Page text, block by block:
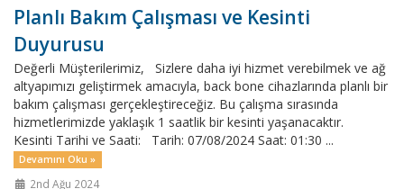
Planlı Bakım Çalışması ve Kesinti
Duyurusu
Değerli Müşterilerimiz, Sizlere daha iyi hizmet verebilmek ve ağ
altyapımızı geliştirmek amacıyla, back bone cihazlarında planlı bir
bakım çalışması gerçekleştireceğiz. Bu çalışma sırasında
hizmetlerimizde yaklaşık 1 saatlik bir kesinti yaşanacaktır.
Kesinti Tarihi ve Saati: Tarih: 07/08/2024 Saat: 01:30 ...
Devamını Oku »
2nd Ağu 2024